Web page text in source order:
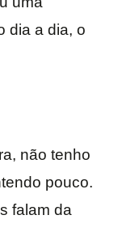
dia a dia, o
não tenho
pouco.
falam da